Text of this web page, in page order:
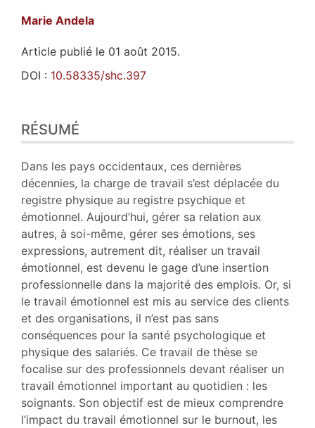
Marie Andela
Article publié le 01 août 2015.
DOI : 10.58335/shc.397
Plan
Texte
Bibliographie
Citer cet article
Auteur
RÉSUMÉ
Dans les pays occidentaux, ces dernières
décennies, la charge de travail s’est déplacée du
registre physique au registre psychique et
émotionnel. Aujourd’hui, gérer sa relation aux
autres, à soi-même, gérer ses émotions, ses
expressions, autrement dit, réaliser un travail
émotionnel, est devenu le gage d’une insertion
professionnelle dans la majorité des emplois. Or, si
le travail émotionnel est mis au service des clients
et des organisations, il n’est pas sans
conséquences pour la santé psychologique et
physique des salariés. Ce travail de thèse se
focalise sur des professionnels devant réaliser un
travail émotionnel important au quotidien : les
soignants. Son objectif est de mieux comprendre
l’impact du travail émotionnel sur le burnout, les